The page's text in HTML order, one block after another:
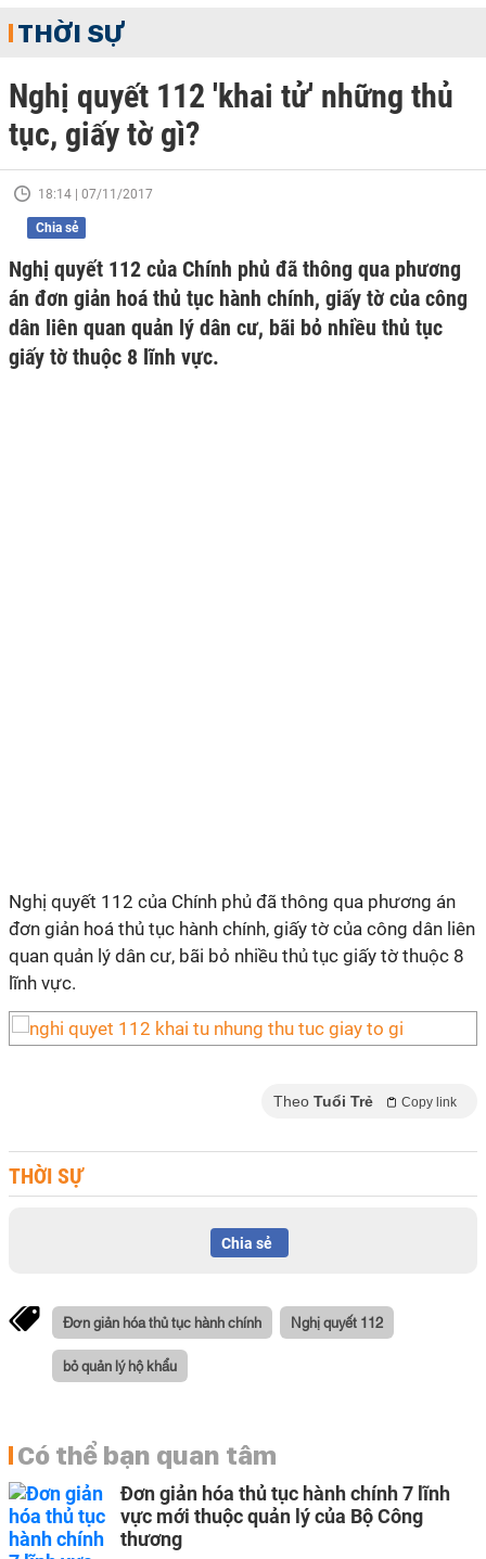
THỜI SỰ
Nghị quyết 112 'khai tử' những thủ
tục, giấy tờ gì?
18:14 | 07/11/2017
Chia sẻ
Nghị quyết 112 của Chính phủ đã thông qua phương
án đơn giản hoá thủ tục hành chính, giấy tờ của công
dân liên quan quản lý dân cư, bãi bỏ nhiều thủ tục
giấy tờ thuộc 8 lĩnh vực.
Nghị quyết 112 của Chính phủ đã thông qua phương án
đơn giản hoá thủ tục hành chính, giấy tờ của công dân liên
quan quản lý dân cư, bãi bỏ nhiều thủ tục giấy tờ thuộc 8
lĩnh vực.
Theo Tuổi Trẻ Copy link
THỜI SỰ
Chia sẻ
Đơn giản hóa thủ tục hành chính Nghị quyết 112
bỏ quản lý hộ khẩu
Có thể bạn quan tâm
Đơn giản hóa thủ tục hành chính 7 lĩnh
vực mới thuộc quản lý của Bộ Công
thương